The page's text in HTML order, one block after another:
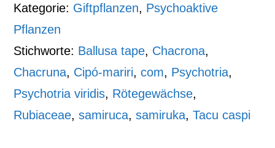
Kategorie: Giftpflanzen, Psychoaktive
Pflanzen
Stichworte: Ballusa tape, Chacrona,
Chacruna, Cipó-mariri,com, Psychotria,
Psychotria viridis, Rötegewächse,
Rubiaceae,samiruca,samiruka,Tacu caspi